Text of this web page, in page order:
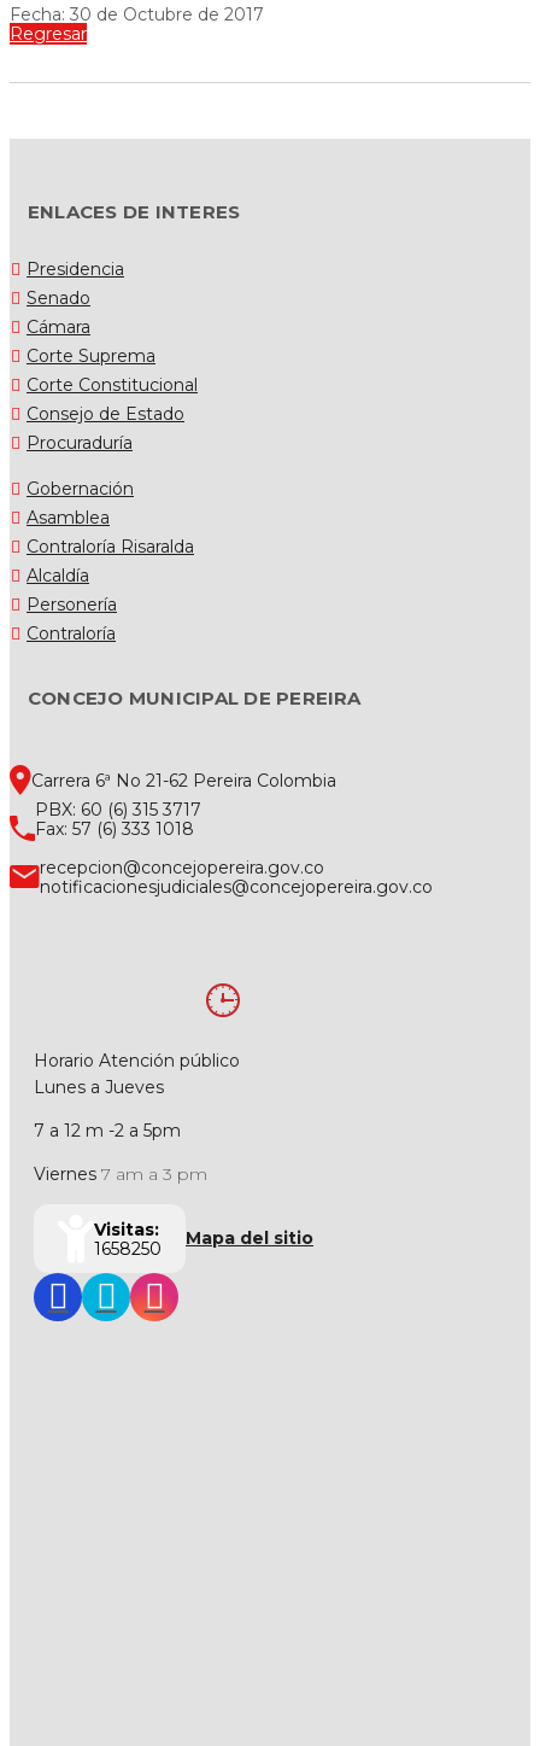
Fecha: 30 de Octubre de 2017
Regresar
ENLACES DE INTERES
Presidencia
Senado
Cámara
Corte Suprema
Corte Constitucional
Consejo de Estado
Procuraduría
Gobernación
Asamblea
Contraloría Risaralda
Alcaldía
Personería
Contraloría
CONCEJO MUNICIPAL DE PEREIRA
Carrera 6ª No 21-62 Pereira Colombia
PBX: 60 (6) 315 3717
Fax: 57 (6) 333 1018
recepcion@concejopereira.gov.co
notificacionesjudiciales@concejopereira.gov.co
Horario Atención público
Lunes a Jueves
7 a 12 m -2 a 5pm
Viernes 7 am a 3 pm
Visitas:
1658250
Mapa del sitio